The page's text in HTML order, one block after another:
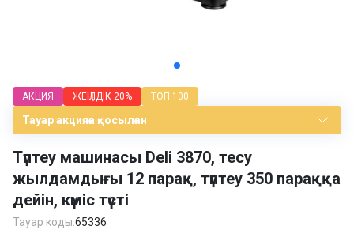
ofАКЦИЯ ЖЕҢІЛДІК 20% ТОП 100
Тауар акцияға қосылған
Түптеу машинасы Deli 3870, тесу
жылдамдығы 12 парақ, түптеу 350 параққа
дейін, күміс түсті
Тауар коды:65336